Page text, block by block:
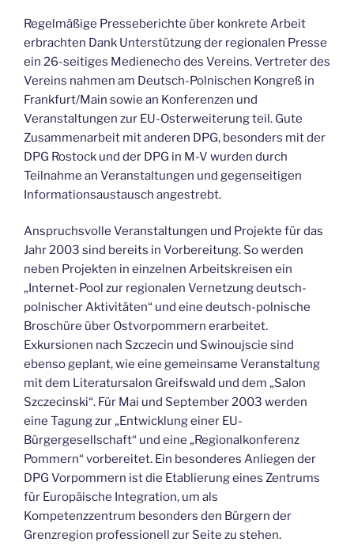
Regelmäßige Presseberichte über konkrete Arbeit
erbrachten Dank Unterstützung der regionalen Presse
ein 26-seitiges Medienecho des Vereins. Vertreter des
Vereins nahmen am Deutsch-Polnischen Kongreß in
Frankfurt/Main sowie an Konferenzen und
Veranstaltungen zur EU-Osterweiterung teil. Gute
Zusammenarbeit mit anderen DPG, besonders mit der
DPG Rostock und der DPG in M-V wurden durch
Teilnahme an Veranstaltungen und gegenseitigen
Informationsaustausch angestrebt.
Anspruchsvolle Veranstaltungen und Projekte für das
Jahr 2003 sind bereits in Vorbereitung. So werden
neben Projekten in einzelnen Arbeitskreisen ein
„Internet-Pool zur regionalen Vernetzung deutsch-
polnischer Aktivitäten“ und eine deutsch-polnische
Broschüre über Ostvorpommern erarbeitet.
Exkursionen nach Szczecin und Swinoujscie sind
ebenso geplant, wie eine gemeinsame Veranstaltung
mit dem Literatursalon Greifswald und dem „Salon
Szczecinski“. Für Mai und September 2003 werden
eine Tagung zur „Entwicklung einer EU-
Bürgergesellschaft“ und eine „Regionalkonferenz
Pommern“ vorbereitet. Ein besonderes Anliegen der
DPG Vorpommern ist die Etablierung eines Zentrums
für Europäische Integration, um als
Kompetenzzentrum besonders den Bürgern der
Grenzregion professionell zur Seite zu stehen.